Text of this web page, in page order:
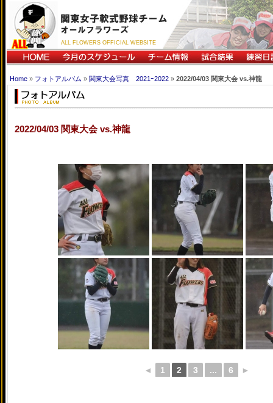
ALL FLOWERS OFFICIAL WEBSITE
Home » フォトアルバム » 関東大会写真 2021ｰ2022 » 2022/04/03 関東大会 vs.神龍
2022/04/03 関東大会 vs.神龍
◄ 1 2 3 ... 6 ►